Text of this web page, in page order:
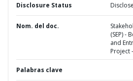
Disclosure Status
Nom. del doc.
(SEP) -
and
Project
Palabras clave